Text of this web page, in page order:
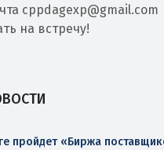
cppdagexp@gmail.com
на встречу!
пройдет «Биржа